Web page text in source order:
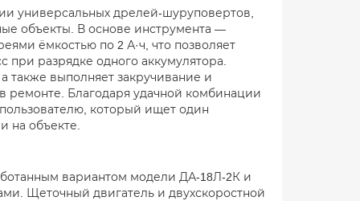
универсальных дрелей-шуруповертов,
объекты. В основе инструмента —
ёмкостью по 2 А·ч, что позволяет
при разрядке одного аккумулятора.
также выполняет закручивание и
ремонте. Благодаря удачной комбинации
который ищет один
на объекте.
вариантом модели ДА-18Л-2К и
Щеточный двигатель и двухскоростной